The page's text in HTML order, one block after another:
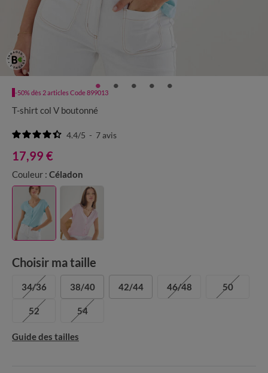
-50% dès 2 articles Code 899013
T-shirt col V boutonné
4.4/5 - 7avis
17,99 €
Couleur : Céladon
Choisir ma taille
34/36 38/40 42/44 46/48 50
52 54
Guide des tailles